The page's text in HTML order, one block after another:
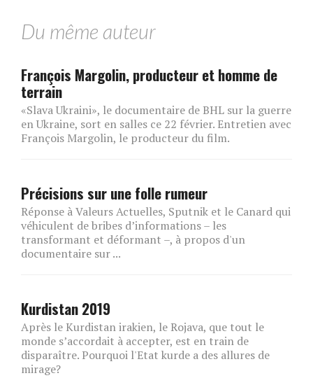
Du même auteur
François Margolin, producteur et homme de
terrain
«Slava Ukraini», le documentaire de BHL sur la guerre
en Ukraine, sort en salles ce 22 février. Entretien avec
François Margolin, le producteur du film.
Précisions sur une folle rumeur
Réponse à Valeurs Actuelles, Sputnik et le Canard qui
véhiculent de bribes d’informations – les
transformant et déformant –, à propos d'un
documentaire sur ...
Kurdistan 2019
Après le Kurdistan irakien, le Rojava, que tout le
monde s’accordait à accepter, est en train de
disparaître. Pourquoi l'Etat kurde a des allures de
mirage?